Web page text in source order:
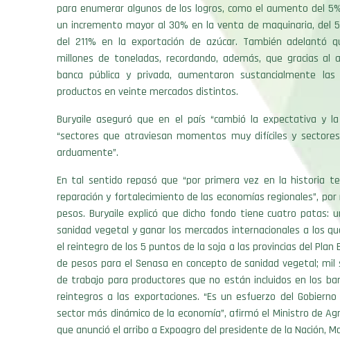
para enumerar algunos de los logros, como el aumento del
un incremento mayor al 30% en la venta de maquinaria, del
del 211% en la exportación de azúcar. También adelantó
millones de toneladas, recordando, además, que gracias al
banca pública y privada, aumentaron sustancialmente
productos en veinte mercados distintos.
Buryaile aseguró que en el país “cambió la expectativa y
“sectores que atraviesan momentos muy difíciles y
arduamente”.
En tal sentido repasó que “por primera vez en la historia
reparación y fortalecimiento de las economías regionales”,
pesos. Buryaile explicó que dicho fondo tiene cuatro patas:
sanidad vegetal y ganar los mercados internacionales a los
el reintegro de los 5 puntos de la soja a las provincias del Plan
de pesos para el Senasa en concepto de sanidad vegetal;
de trabajo para productores que no están incluidos en los
reintegros a las exportaciones. “Es un esfuerzo del
sector más dinámico de la economía”, afirmó el Ministro de
que anunció el arribo a Expoagro del presidente de la Nación,